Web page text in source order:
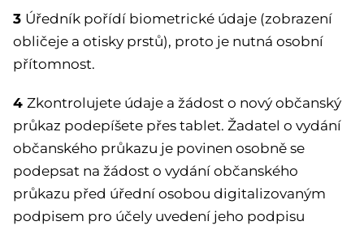
3 Úředník pořídí biometrické údaje (zobrazení
obličeje a otisky prstů), proto je nutná osobní
přítomnost.
4 Zkontrolujete údaje a žádost o nový občanský
průkaz podepíšete přes tablet. Žadatel o vydání
občanského průkazu je povinen osobně se
podepsat na žádost o vydání občanského
průkazu před úřední osobou digitalizovaným
podpisem pro účely uvedení jeho podpisu